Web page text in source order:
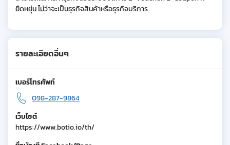
ยืดหยุ่น ไม่ว่าจะเป็นธุรกิจสินค้าหรือธุรกิจบริการ
รายละเอียดอื่นๆ
เบอร์โทรศัพท์
098-287-9864
เว็บไซต์
https://www.botio.io/th/